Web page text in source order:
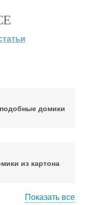
домики
из картона
Показать все